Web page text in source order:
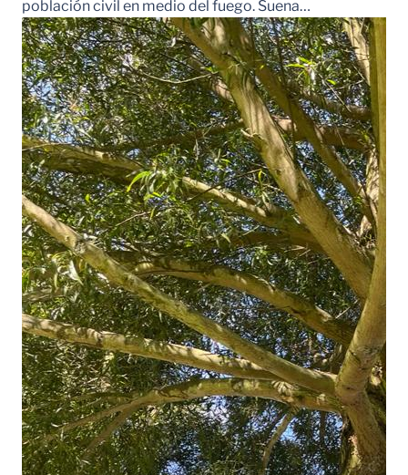
población civil en medio del fuego. Suena…